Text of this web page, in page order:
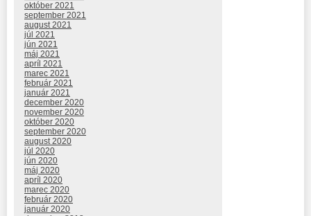
október 2021
september 2021
august 2021
júl 2021
jún 2021
máj 2021
apríl 2021
marec 2021
február 2021
január 2021
december 2020
november 2020
október 2020
september 2020
august 2020
júl 2020
jún 2020
máj 2020
apríl 2020
marec 2020
február 2020
január 2020